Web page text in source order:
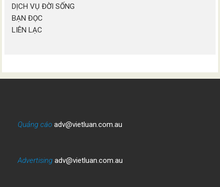
DỊCH VỤ ĐỜI SỐNG
BẠN ĐỌC
LIÊN LẠC
Quảng cáo adv@vietluan.com.au
Advertising adv@vietluan.com.au